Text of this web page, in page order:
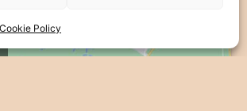
Cookie Policy